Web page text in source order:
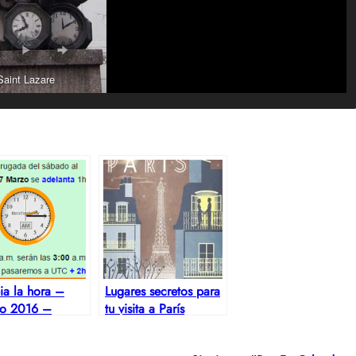
Lazare
la hora –
2016 –
Lugares secretos para
tu visita a París